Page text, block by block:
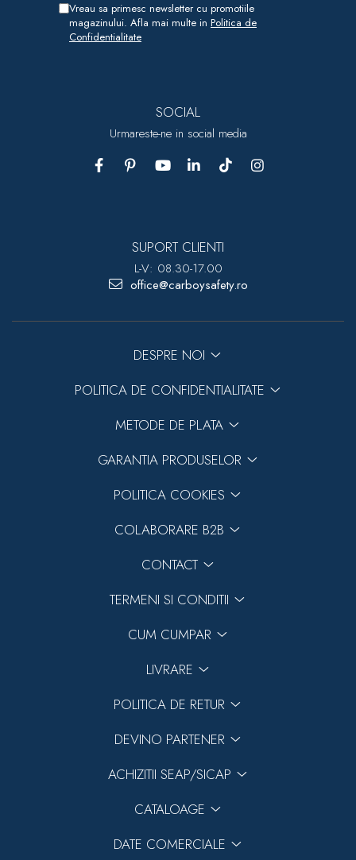
Vreau sa primesc newsletter cu promotiile
magazinului. Afla mai multe in Politica de
Confidentialitate
SOCIAL
Urmareste-ne in social media
SUPORT CLIENTI
L-V: 08.30-17.00
office@carboysafety.ro
DESPRE NOI
POLITICA DE CONFIDENTIALITATE
METODE DE PLATA
GARANTIA PRODUSELOR
POLITICA COOKIES
COLABORARE B2B
CONTACT
TERMENI SI CONDITII
CUM CUMPAR
LIVRARE
POLITICA DE RETUR
DEVINO PARTENER
ACHIZITII SEAP/SICAP
CATALOAGE
DATE COMERCIALE